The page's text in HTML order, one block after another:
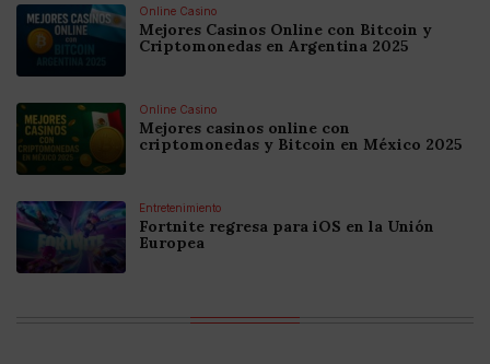
Online Casino
Mejores Casinos Online con Bitcoin y
Criptomonedas en Argentina 2025
Online Casino
Mejores casinos online con
criptomonedas y Bitcoin en México 2025
Entretenimiento
Fortnite regresa para iOS en la Unión
Europea